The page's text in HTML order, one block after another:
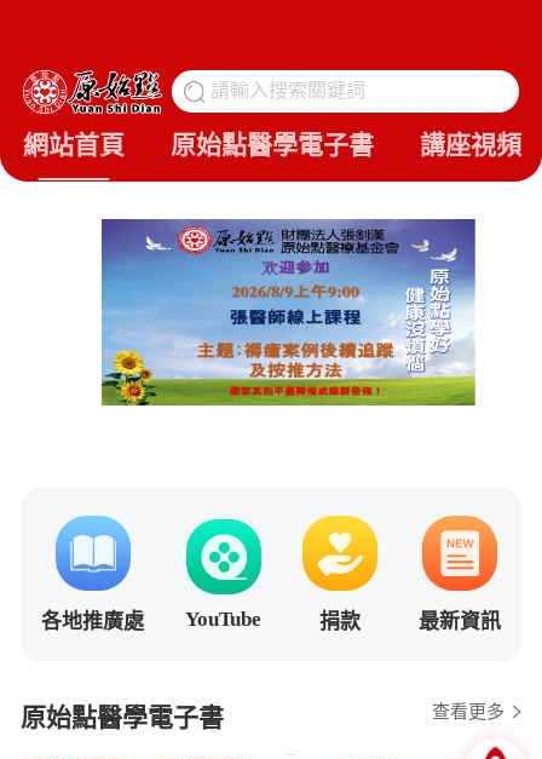
請輸入搜索關鍵詞
網站首頁 原始點醫學電子書 講座視頻
各地推廣處 YouTube 捐款 最新資訊
原始點醫學電子書 查看更多